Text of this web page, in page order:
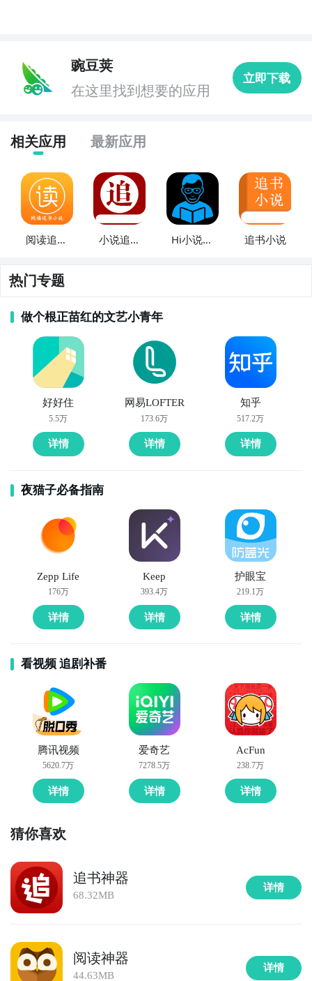
5. 《孕期瑜伽指导》：这款APP提供孕期瑜伽的各类动
作和讲解，帮助准妈妈缓解孕期不适、保持身心平衡，
并为分娩做好充分准备。
6. 《健康睡眠助手》：通过该APP，您可以记录睡眠时
长和质量，并提供睡前放松音乐、呼吸训练等功能，帮
助您改善睡眠质量，保持健康的生物钟。
7. 《产后恢复指南》：这款APP提供产后恢复的专业指
导和训练计划，包括盆底肌肉锻炼、腹部塑形等，帮助
新妈妈快速恢复健康体态。
8. 《健康饮食菜谱》：该APP提供各类健康饮食菜谱和
与健康兼得。
9. 《孕期运动指导》：这款APP提供孕期适宜的运动方
式和训练计划，帮助准妈妈保持良好的体形和健康状
态，并为分娩做好充分准备。
10. 《健康心理调节》：通过该APP，您可以学习心理
放松、压力管理等技巧，提供专业的心理咨询服务，帮
助您维持良好的心理健康。
豌豆荚
在这里找到想要的应用
立即下载
相关应用 最新应用
阅读追书
小说追书
Hi小说追
追书小说
热门专题
做个根正苗红的文艺小青年
好好住
5.5万
详情
网易LOFTER
173.6万
详情
知乎
517.2万
详情
夜猫子必备指南
Zepp Life
176万
详情
Keep
393.4万
详情
护眼宝
219.1万
详情
看视频 追剧补番
腾讯视频
5620.7万
详情
爱奇艺
7278.5万
详情
AcFun
238.7万
详情
猜你喜欢
追书神器
68.32MB
详情
阅读神器
44.63MB
详情